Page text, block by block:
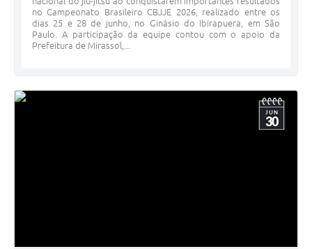
no Campeonato Brasileiro CBJJE 2026, realizado entre os
dias 25 e 28 de junho, no Ginásio do Ibirapuera, em São
Paulo. A participação da equipe contou com o apoio da
Prefeitura de Mirassol,...
JUN
30